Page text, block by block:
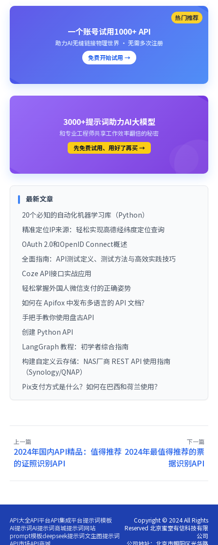
热门推荐
一个账号试用1000+ API
助力AI无缝链接物理世界 · 无需多次注册
免费开始试用 →
3000+提示词助力AI大模型
和专业工程师共享工作效率翻倍的秘密
先免费试用、用好了再买 →
最新文章
20个必知的自动化机器学习库（Python）
精准定位IP来源：轻松实现高德经纬度定位查询
OAuth 2.0和OpenID Connect概述
全面指南：API测试定义、测试方法与高效实践技巧
Coze API接口实战应用
轻松掌握外国人微信支付的正确姿势
如何在 Apifox 中发布多语言的 API 文档？
手把手教你使用盘古API
创建 Python API
LangGraph 教程：初学者综合指南
构建自定义云存储：NAS厂商 REST API 使用指南
（Synology/QNAP）
Pix支付方式是什么？如何在巴西和荷兰使用？
上一篇
2024年国内API精品：值得推荐
的证照识别API
下一篇
2024年最值得推荐的票
据识别API
API大全API平台API集成平台提示词模板
AI提示词AI提示词商城提示词网站
prompt模板deepseek提示词文生图提示词
API市场API商城
Copyright © 2024 All Rights
Reserved 北京蜜堂有信科技有限
公司
公司地址：北京市朝阳区光华路